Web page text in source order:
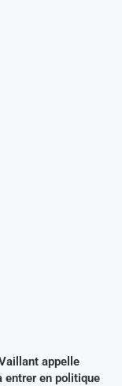
appelle
entrer en politique